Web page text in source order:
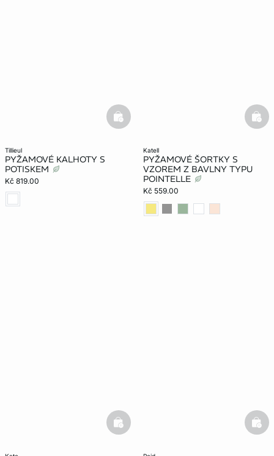
tillieul
PYŽAMOVÉ KALHOTY S
POTISKEM
Kč 819.00
basketfull
katell
PYŽAMOVÉ ŠORTKY S
VZOREM Z BAVLNY TYPU
POINTELLE
Kč 559.00
basketfull